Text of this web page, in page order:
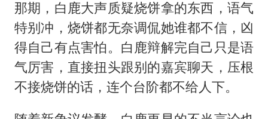
那期，白鹿大声质疑烧饼拿的东西，语气
特别冲，烧饼都无奈调侃她谁都不信，凶
得自己有点害怕。白鹿辩解完自己只是语
气厉害，直接扭头跟别的嘉宾聊天，压根
不接烧饼的话，连个台阶都不给人下。